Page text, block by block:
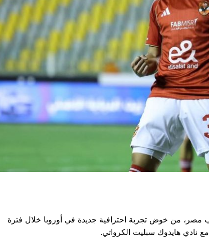
مصر، من خوض تجربة احترافية جديدة في أوروبا خلال فترة
نادي هايدوك سبليت الكرواتي.